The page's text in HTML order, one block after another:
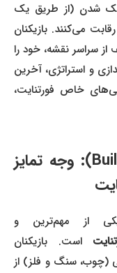
شدن (از طریق یک
می‌کنند. بازیکنان
سراسر نقشه، خود را
و استراتژی، آخرین
خاص فورتنایت،
۲. مکانیک ساخت‌وساز (Building): وجه تمایز
مهم‌ترین و
است. بازیکنان
سنگ و فلز) از